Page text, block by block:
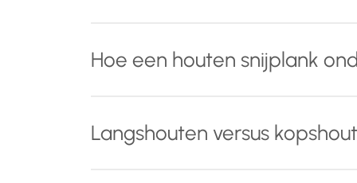
houten snijplank drie behandelingen die
u uw snijplank zonder zorgen met
Hoe een houten snijplank
Langshouten versus